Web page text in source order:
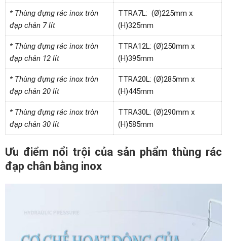
* Thùng đựng rác inox tròn
đạp chân 7 lít
TTRA7L: (Ø)225mm x
(H)325mm
* Thùng đựng rác inox tròn
đạp chân 12 lít
TTRA12L: (Ø)250mm x
(H)395mm
* Thùng đựng rác inox tròn
đạp chân 20 lít
TTRA20L: (Ø)285mm x
(H)445mm
* Thùng đựng rác inox tròn
đạp chân 30 lít
TTRA30L: (Ø)290mm x
(H)585mm
Ưu điểm nổi trội của sản phẩm thùng rác
đạp chân bằng inox